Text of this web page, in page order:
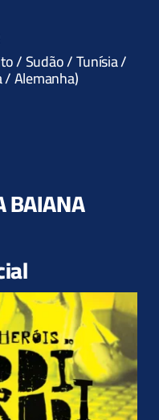
/ Sudão / Tunísia /
/ Alemanha)
BAIANA